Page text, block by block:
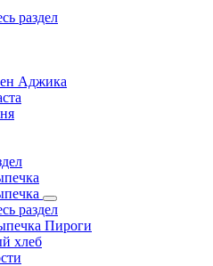
раздел
Аджика
раздел
Пироги
хлеб